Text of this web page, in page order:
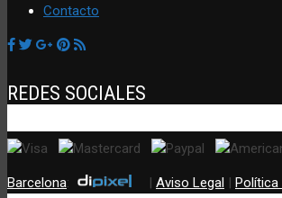
Contacto
REDES SOCIALES
Barcelona: | Aviso Legal | Política